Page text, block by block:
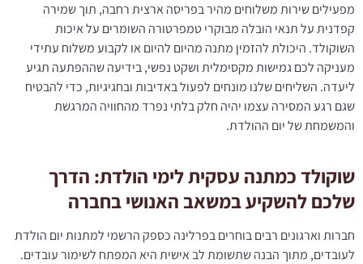
מפעילים שירות משלוחים מהיר בפריסה ארצית רחבה, תוך שמירה
קפדנית על תנאי הובלה מבוקרי טמפרטורה השומרים על איכות
השוקולד. היכולת להזמין מתנה מהיום להיום או לקבוע משלוח עתידי
מעניקה לכם גמישות מקסימלית ושקט נפשי, בידיעה שההפתעה תגיע
ליעדה. השליחים שלנו מונחים לפעול באדיבות ובחגיגיות, כדי להבטיח
שגם רגע המסירה עצמו יהיה חלק בלתי נפרד מהחוויה המרגשת
והמשמחת של יום ההולדת.
שוקולד כמתנה עסקית לימי הולדת: הדרך
שלכם להשקיע במשאב האנושי בחברה
חברות וארגונים רבים בוחרים בפרלינה כספק הרשמי למתנות יום הולדת
לעובדים, מתוך הבנה שתשומת לב אישית היא המפתח לשימור עובדים.